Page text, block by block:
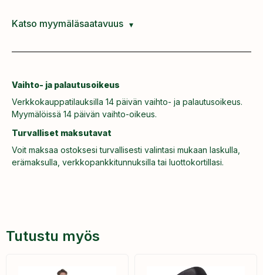
Katso myymäläsaatavuus
Vaihto- ja palautusoikeus
Verkkokauppatilauksilla 14 päivän vaihto- ja palautusoikeus.
Myymälöissä 14 päivän vaihto-oikeus.
Turvalliset maksutavat
Voit maksaa ostoksesi turvallisesti valintasi mukaan laskulla,
erämaksulla, verkkopankkitunnuksilla tai luottokortillasi.
Tutustu myös